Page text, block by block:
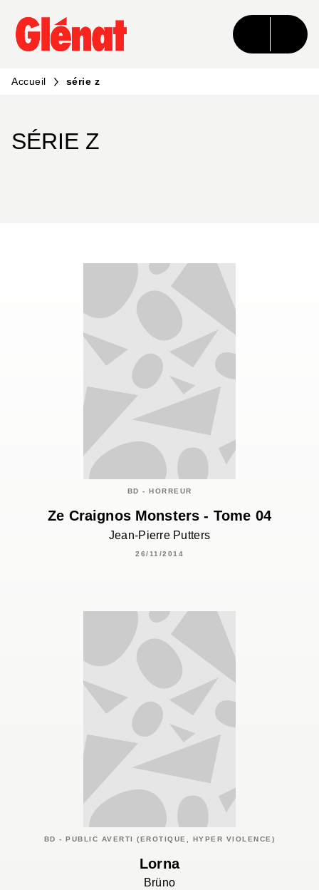
MENU RECHERCHE CONTENU
PIED DE PAGE
Accueil série z
SÉRIE Z
BD - HORREUR
Ze Craignos Monsters - Tome 04
Jean-Pierre Putters
26/11/2014
BD - PUBLIC AVERTI (EROTIQUE, HYPER VIOLENCE)
Lorna
Brüno